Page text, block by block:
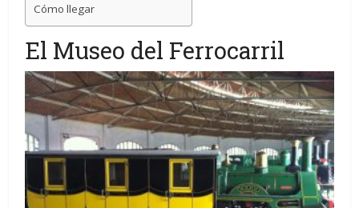
Cómo llegar
El Museo del Ferrocarril